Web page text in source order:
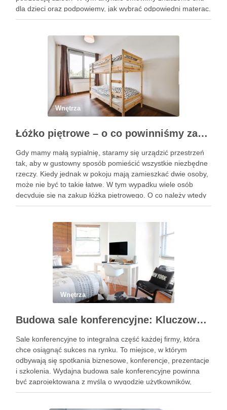
dla dzieci oraz podpowiemy, jak wybrać odpowiedni materac.
Ilość snu w zależności od wieku Potrzeby …
Wnętrza
Łóżko piętrowe – o co powinniśmy zadbać?
Gdy mamy małą sypialnię, staramy się urządzić przestrzeń
tak, aby w gustowny sposób pomieścić wszystkie niezbędne
rzeczy. Kiedy jednak w pokoju mają zamieszkać dwie osoby,
może nie być to takie łatwe. W tym wypadku wiele osób
decyduje się na zakup łóżka piętrowego. O co należy wtedy
zadbać? Sprawdź sam! Dla …
Wnętrza
Budowa sale konferencyjne: Kluczowe czynniki sukcesu i inspirujące projekty
Sale konferencyjne to integralna część każdej firmy, która
chce osiągnąć sukces na rynku. To miejsce, w którym
odbywają się spotkania biznesowe, konferencje, prezentacje
i szkolenia. Wydajna budowa sale konferencyjne powinna
być zaprojektowana z myślą o wygodzie użytkowników,
funkcjonalności pomieszczenia oraz estetyce. Projektowanie